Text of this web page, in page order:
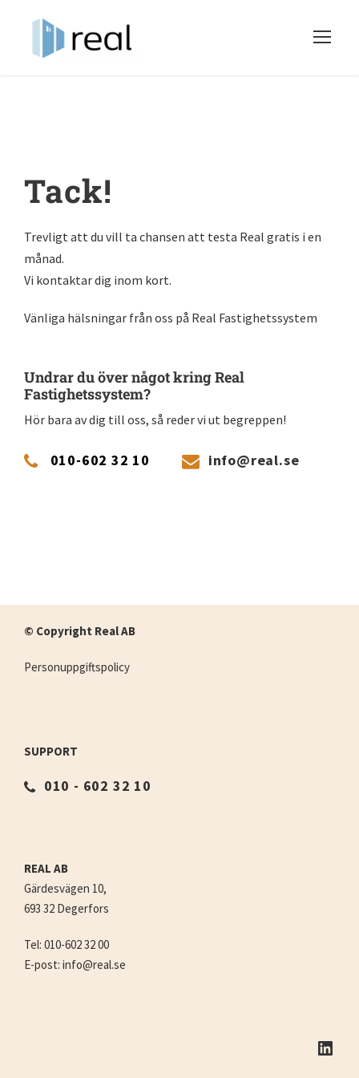
Tack!
Trevligt att du vill ta chansen att testa Real gratis i en
månad.
Vi kontaktar dig inom kort.
Vänliga hälsningar från oss på Real Fastighetssystem
Undrar du över något kring Real
Fastighetssystem?
Hör bara av dig till oss, så reder vi ut begreppen!
010-602 32 10 info@real.se
© Copyright Real AB
Personuppgiftspolicy
SUPPORT
010 - 602 32 10
REAL AB
Gärdesvägen 10,
693 32 Degerfors
Tel: 010-602 32 00
E-post: info@real.se
LinkedIn